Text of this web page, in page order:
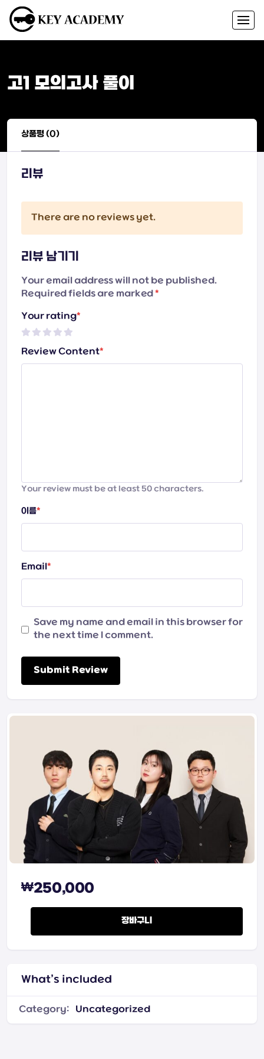
고1 모의고사 풀이
상품평 (0)
리뷰
There are no reviews yet.
리뷰 남기기
Your email address will not be published.
Required fields are marked*
Your rating*
Review Content*
Your review must be at least 50 characters.
이름*
Email*
Save my name and email in this browser for
the next time I comment.
Submit Review
₩250,000
고1 모의고사 풀이 quantity
장바구니
What’s included
Category: Uncategorized